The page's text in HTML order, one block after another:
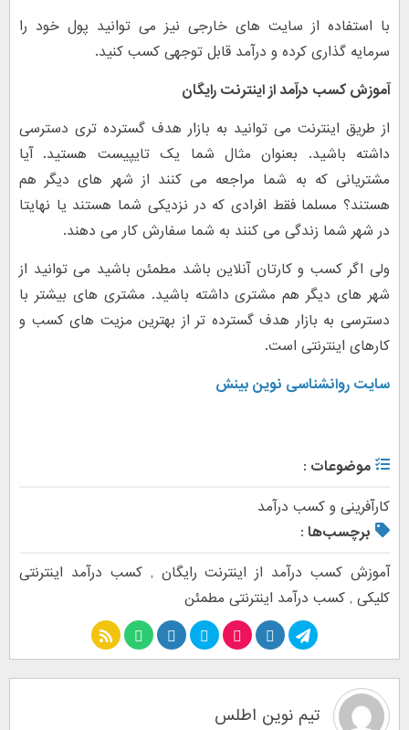
با استفاده از سایت های خارجی نیز می توانید پول خود را
سرمایه گذاری کرده و درآمد قابل توجهی کسب کنید.
آموزش کسب درآمد از اینترنت رایگان
از طریق اینترنت می توانید به بازار هدف گسترده تری دسترسی
داشته باشید. بعنوان مثال شما یک تایپیست هستید. آیا
مشتریانی که به شما مراجعه می کنند از شهر های دیگر هم
هستند؟ مسلما فقط افرادی که در نزدیکی شما هستند یا نهایتا
در شهر شما زندگی می کنند به شما سفارش کار می دهند.
ولی اگر کسب و کارتان آنلاین باشد مطمئن باشید می توانید از
شهر های دیگر هم مشتری داشته باشید. مشتری های بیشتر با
دسترسی به بازار هدف گسترده تر از بهترین مزیت های کسب و
کارهای اینترنتی است.
سایت روانشناسی نوین بینش
موضوعات :
کارآفرینی و کسب درآمد
برچسب‌ها :
آموزش کسب درآمد از اینترنت رایگان ,کسب درآمد اینترنتی
کلیکی , کسب درآمد اینترنتی مطمئن
تیم نوین اطلس